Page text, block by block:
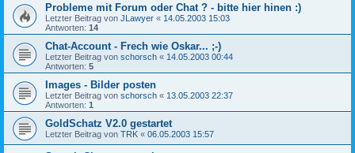
Probleme mit Forum oder Chat ? - bitte hier hinen :)
Letzter Beitrag von JLawyer « 14.05.2003 15:03
Antworten: 14
Chat-Account - Frech wie Oskar... ;-)
Letzter Beitrag von schorsch « 14.05.2003 00:44
Antworten: 5
Images - Bilder posten
Letzter Beitrag von schorsch « 13.05.2003 22:37
Antworten: 1
GoldSchatz V2.0 gestartet
Letzter Beitrag von TRK « 06.05.2003 15:57